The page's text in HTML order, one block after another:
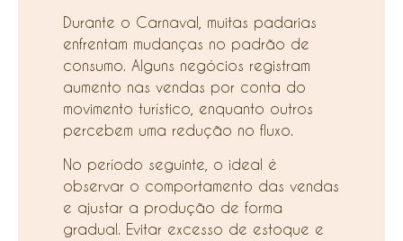
Durante o Carnaval, muitas padarias
enfrentam mudanças no padrão de
consumo. Alguns negócios registram
aumento nas vendas por conta do
movimento turístico, enquanto outros
percebem uma redução no fluxo.
No período seguinte, o ideal é
observar o comportamento das vendas
e ajustar a produção de forma
gradual. Evitar excesso de estoque e